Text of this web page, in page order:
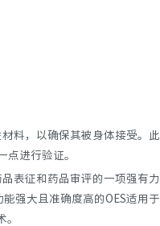
料，以确保其被身体接受。此
点进行验证。
表征和药品审评的一项强有力
强大且准确度高的OES适用于